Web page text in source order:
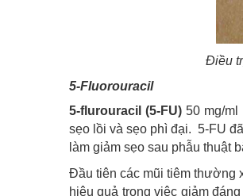
Điều
5-Fluorouracil
5-flurouracil (5-FU) 50 mg/
sẹo lồi và sẹo phì đại. 5-FU
làm giảm sẹo sau phẫu thuật
Đầu tiên các mũi tiêm thường
hiệu quả trong việc giảm